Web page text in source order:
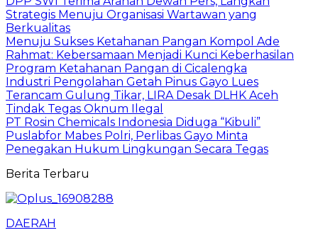
Strategis Menuju Organisasi Wartawan yang
Berkualitas
Menuju Sukses Ketahanan Pangan Kompol Ade
Rahmat: Kebersamaan Menjadi Kunci Keberhasilan
Program Ketahanan Pangan di Cicalengka
Industri Pengolahan Getah Pinus Gayo Lues
Terancam Gulung Tikar, LIRA Desak DLHK Aceh
Tindak Tegas Oknum Ilegal
PT Rosin Chemicals Indonesia Diduga “Kibuli”
Puslabfor Mabes Polri, Perlibas Gayo Minta
Penegakan Hukum Lingkungan Secara Tegas
Berita Terbaru
DAERAH